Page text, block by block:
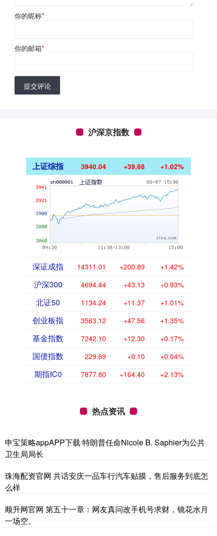
你的昵称*
你的邮箱*
提交评论
沪深京指数
上证综指 3940.04 +39.68 +1.02%
深证成指 14311.01 +200.89 +1.42%
沪深300 4694.44 +43.13 +0.93%
北证50 1134.24 +11.37 +1.01%
创业板指 3563.12 +47.56 +1.35%
基金指数 7242.10 +12.30 +0.17%
国债指数 229.69 +0.10 +0.04%
期指IC0 7877.80 +164.40 +2.13%
热点资讯
申宝策略appAPP下载 特朗普任命Nicole B. Saphier为公共
卫生局局长
珠海配资官网 共话安庆一品车行汽车贴膜，售后服务到底怎
么样
顺升网官网 第五十一章：网友真问改手机号求财，镜花水月
一场空。